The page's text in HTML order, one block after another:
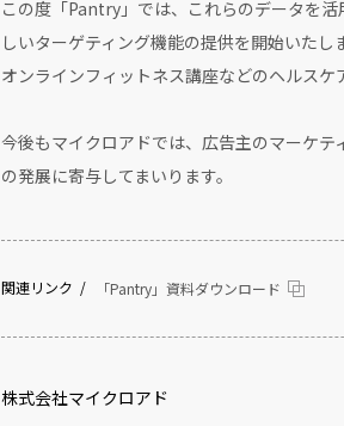
この度「Pantry」では、これらのデータを
しいターゲティング機能の提供を開始いた
オンラインフィットネス講座などのヘルス
今後もマイクロアドでは、広告主のマーケ
の発展に寄与してまいります。
関連リンク 「Pantry」資料ダウンロード
株式会社マイクロアド